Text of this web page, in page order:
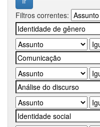
Filtros correntes: